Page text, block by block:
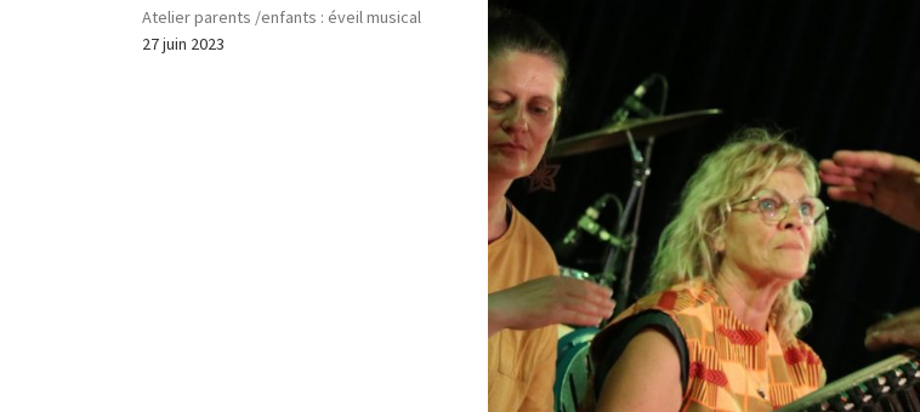
Atelier parents /enfants : éveil musical
27 juin 2023